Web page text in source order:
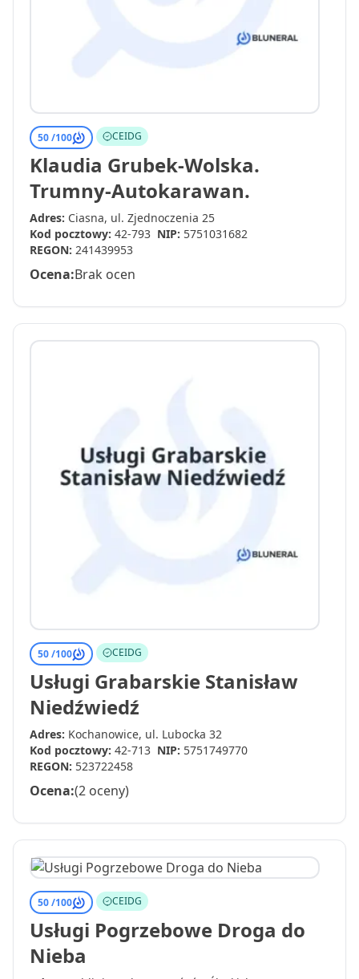
50 /100 CEIDG
Klaudia Grubek-Wolska.
Trumny-Autokarawan.
Adres: Ciasna, ul. Zjednoczenia 25
Kod pocztowy: 42-793 NIP: 5751031682
REGON: 241439953
Ocena:Brak ocen
50 /100 CEIDG
Usługi Grabarskie Stanisław
Niedźwiedź
Adres: Kochanowice, ul. Lubocka 32
Kod pocztowy: 42-713 NIP: 5751749770
REGON: 523722458
Ocena:(2 oceny)
50 /100 CEIDG
Usługi Pogrzebowe Droga do
Nieba